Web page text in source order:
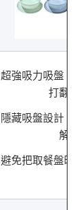
超強吸力吸盤，
打翻。
隱藏吸盤設計，
解
避免把取餐盤時